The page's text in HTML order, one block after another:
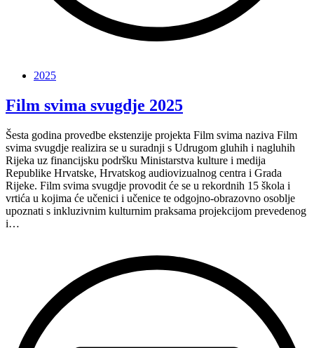
2025”
2025
Film svima svugdje 2025
Šesta godina provedbe ekstenzije projekta Film svima naziva Film
svima svugdje realizira se u suradnji s Udrugom gluhih i nagluhih
Rijeka uz financijsku podršku Ministarstva kulture i medija
Republike Hrvatske, Hrvatskog audiovizualnog centra i Grada
Rijeke. Film svima svugdje provodit će se u rekordnih 15 škola i
vrtića u kojima će učenici i učenice te odgojno-obrazovno osoblje
upoznati s inkluzivnim kulturnim praksama projekcijom prevedenog
i…